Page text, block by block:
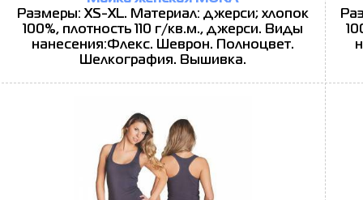
Размеры: XS-XL. Материал: джерси; хлопок
100%, плотность 110 г/кв.м., джерси. Виды
нанесения:Флекс. Шеврон. Полноцвет.
Шелкография. Вышивка.